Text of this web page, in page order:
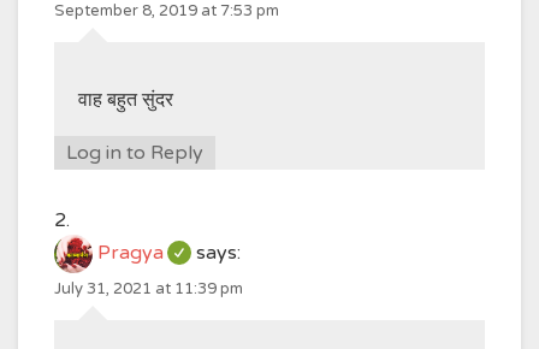
September 8, 2019 at 7:53 pm
वाह बहुत सुंदर
Log in to Reply
Pragya says:
July 31, 2021 at 11:39 pm